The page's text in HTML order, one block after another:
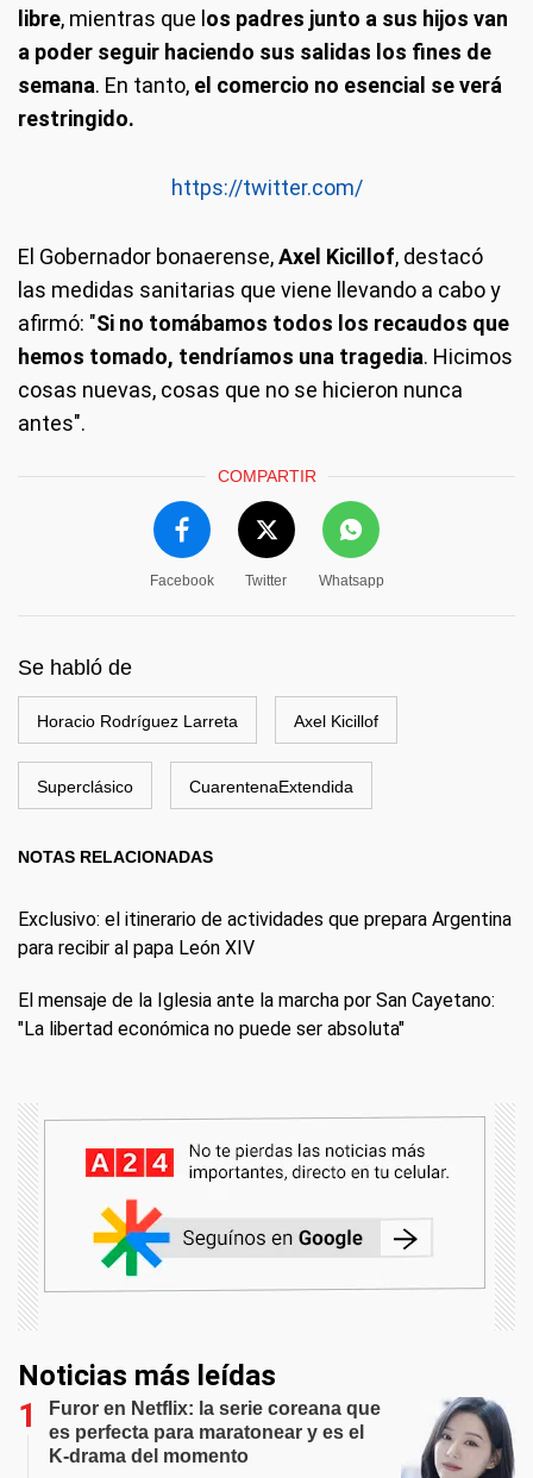
libre, mientras que l os padres junto a sus hijos van
a poder seguir haciendo sus salidas los fines de
semana. En tanto, el comercio no esencial se verá
restringido.
https://twitter.com/
El Gobernador bonaerense,Axel Kicillof, destacó
las medidas sanitarias que viene llevando a cabo y
afirmó: "Si no tomábamos todos los recaudos que
hemos tomado, tendríamos una tragedia. Hicimos
cosas nuevas, cosas que no se hicieron nunca
antes".
COMPARTIR
Facebook Twitter Whatsapp
Se habló de
Horacio Rodríguez Larreta Axel Kicillof
Superclásico CuarentenaExtendida
NOTAS RELACIONADAS
Exclusivo: el itinerario de actividades que prepara Argentina
para recibir al papa León XIV
El mensaje de la Iglesia ante la marcha por San Cayetano:
"La libertad económica no puede ser absoluta"
Noticias más leídas
Furor en Netflix: la serie coreana que
es perfecta para maratonear y es el
K-drama del momento